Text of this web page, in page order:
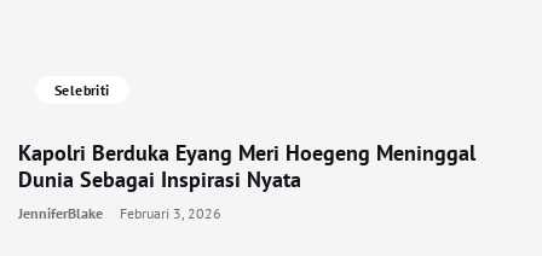
Selebriti
Kapolri Berduka Eyang Meri Hoegeng Meninggal
Dunia Sebagai Inspirasi Nyata
JenniferBlake Februari 3, 2026